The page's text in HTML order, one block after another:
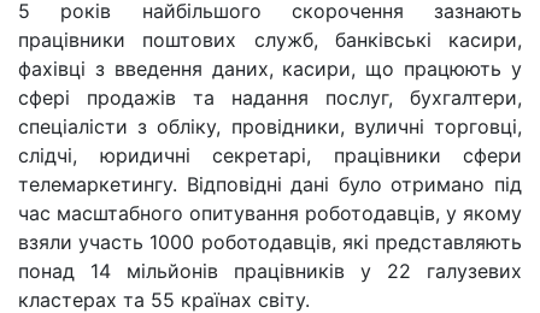
5 років найбільшого скорочення зазнають
працівники поштових служб, банківські касири,
фахівці з введення даних, касири, що працюють у
сфері продажів та надання послуг, бухгалтери,
спеціалісти з обліку, провідники, вуличні торговці,
слідчі, юридичні секретарі, працівники сфери
телемаркетингу. Відповідні дані було отримано під
час масштабного опитування роботодавців, у якому
взяли участь 1000 роботодавців, які представляють
понад 14 мільйонів працівників у 22 галузевих
кластерах та 55 країнах світу.